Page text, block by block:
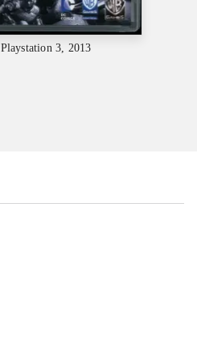
Playstation 3, 2013